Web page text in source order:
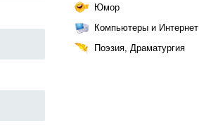
Юмор
Компьютеры и Интернет
Поэзия, Драматургия